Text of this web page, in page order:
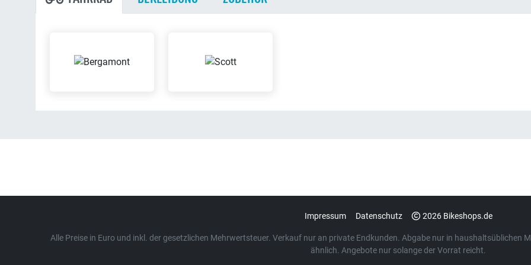
Impressum Datenschutz 2026 Bikeshops.de
Alle Preise in Euro und inkl. der gesetzlichen Mehrwertsteuer. Verkauf nur an private Endkunden. Abgabe nur in haushaltsüblichen
ähnlich. Angebote nur solange der Vorrat reicht.